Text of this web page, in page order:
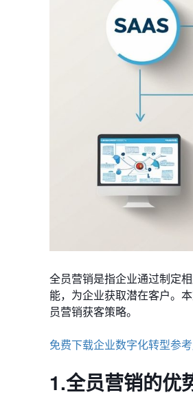
全员营销是指企业通过制定
能，为企业获取潜在客户。
员营销获客策略。
免费下载企业数字化转型参
1.全员营销的优